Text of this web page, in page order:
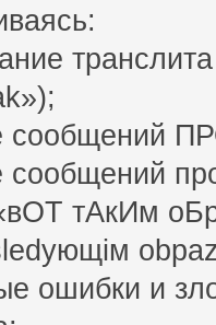
сообщений
тАкИм
и